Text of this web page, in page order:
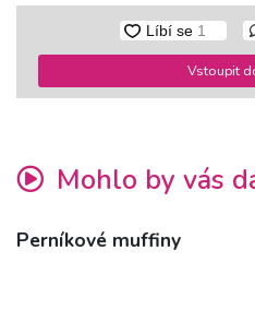
Vstoupit
Mohlo by vás
Perníkové muffiny